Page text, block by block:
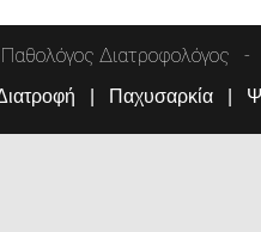
Διατροφολόγος
Παχυσαρκία